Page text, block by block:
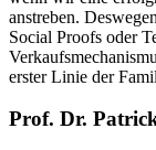
anstreben.
Social Proofs oder
erster Linie der
Prof. Dr.